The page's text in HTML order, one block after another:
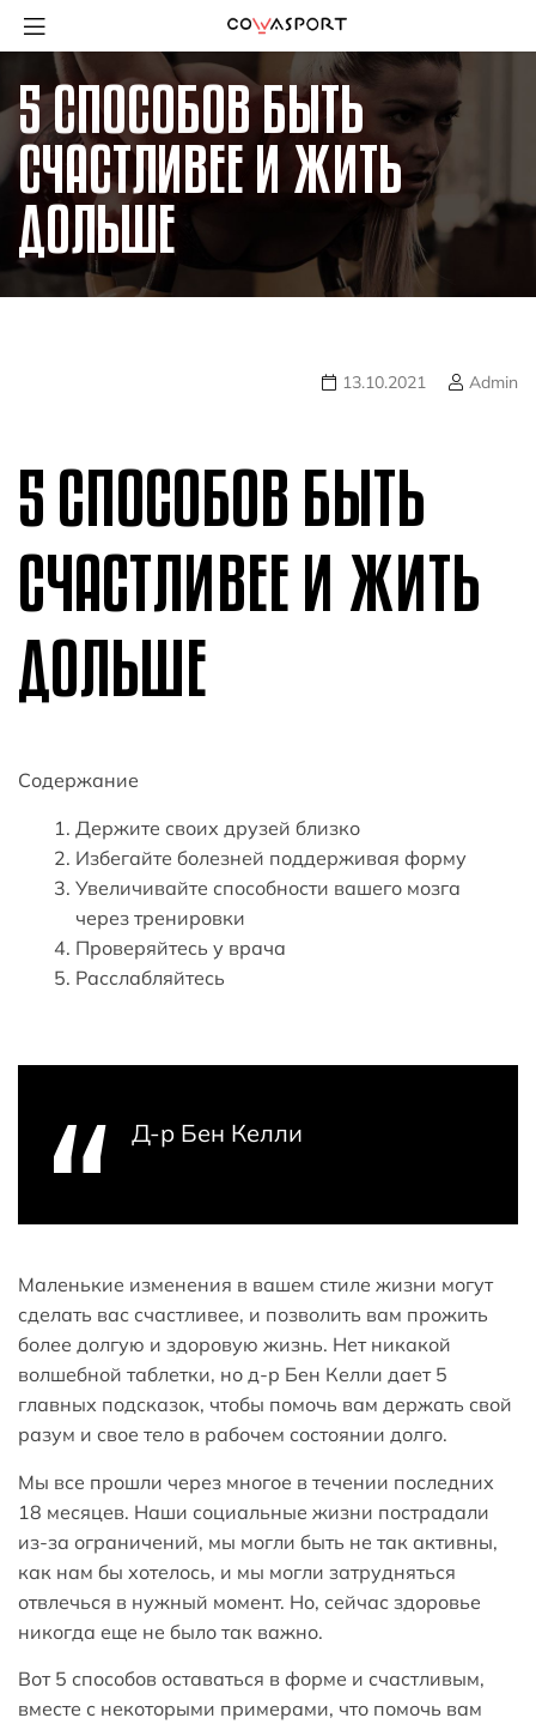
5 СПОСОБОВ БЫТЬ
СЧАСТЛИВЕЕ И ЖИТЬ
ДОЛЬШЕ
13.10.2021 Admin
5 СПОСОБОВ БЫТЬ
СЧАСТЛИВЕЕ И ЖИТЬ
ДОЛЬШЕ
Содержание
Держите своих друзей близко
Избегайте болезней поддерживая форму
Увеличивайте способности вашего мозга
через тренировки
Проверяйтесь у врача
Расслабляйтесь
Д-р Бен Келли
Маленькие изменения в вашем стиле жизни могут
сделать вас счастливее, и позволить вам прожить
более долгую и здоровую жизнь. Нет никакой
волшебной таблетки, но д-р Бен Келли дает 5
главных подсказок, чтобы помочь вам держать свой
разум и свое тело в рабочем состоянии долго.
Мы все прошли через многое в течении последних
18 месяцев. Наши социальные жизни пострадали
из-за ограничений, мы могли быть не так активны,
как нам бы хотелось, и мы могли затрудняться
отвлечься в нужный момент. Но, сейчас здоровье
никогда еще не было так важно.
Вот 5 способов оставаться в форме и счастливым,
вместе с некоторыми примерами, что помочь вам